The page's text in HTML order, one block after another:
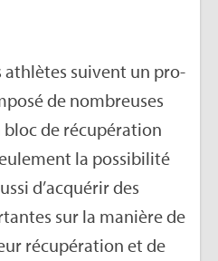
ath­lètes suivent un pro­
de nom­breuses
bloc de récu­pé­ra­tion
la pos­si­bi­lité
d’ac­qué­rir des
sur la manière de
récu­pé­ra­tion et de